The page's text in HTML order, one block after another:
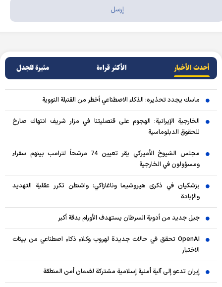
أحدث الأخبار الأکثر قراءة مثيرة للجدل
ماسك يجدد تحذيره: الذكاء الاصطناعي أخطر من القنبلة النووية
الخارجية الإيرانية: الهجوم على قنصليتنا في مزار شريف انتهاك صارخ
للحقوق الدبلوماسية
مجلس الشيوخ الأميركي يقر تعيين 74 مرشحاً لترامب بينهم سفراء
ومسؤولون في الخارجية
بزشكيان في ذكرى هيروشيما وناغازاكي: واشنطن تكرر عقلية التهديد
والإبادة
جيل جديد من أدوية السرطان يستهدف الأورام بدقة أكبر
OpenAI تحقق في حالات جديدة لهروب وكلاء ذكاء اصطناعي من بيئات
الاختبار
إيران تدعو إلى آلية أمنية إسلامية مشتركة لضمان أمن المنطقة